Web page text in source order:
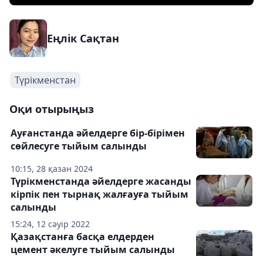
Еңлік Сақтан
Түрікменстан
Оқи отырыңыз
10:15, 28 қазан 2024
Ауғанстанда әйелдерге бір-бірімен
сөйлесуге тыйым салынды
15:24, 12 сәуір 2022
Түрікменстанда әйелдерге жасанды
кірпік пен тырнақ жалғауға тыйым
салынды
Қазақстанға басқа елдерден
цемент әкелуге тыйым салынды